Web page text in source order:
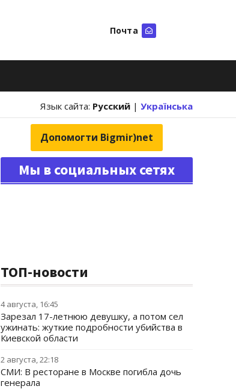
Почта
Язык сайта: Русский | Українська
Допомогти Bigmir)net
Мы в социальных сетях
ТОП-новости
4 августа, 16:45
Зарезал 17-летнюю девушку, а потом сел
ужинать: жуткие подробности убийства в
Киевской области
2 августа, 22:18
СМИ: В ресторане в Москве погибла дочь
генерала